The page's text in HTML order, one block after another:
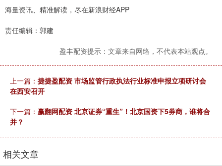
海量资讯、精准解读，尽在新浪财经APP
责任编辑：郭建
盈丰配资提示：文章来自网络，不代表本站观点。
上一篇： 捷捷盈配资 市场监管行政执法行业标准申报立项研讨会
在西安召开
下一篇： 赢翻网配资 北京证券“重生”！北京国资下5券商，谁将合
并？
相关文章